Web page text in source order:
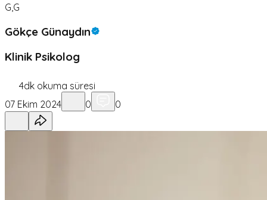
G,G
Gökçe Günaydın
Klinik Psikolog
4dk okuma süresi
07 Ekim 2024
0 0